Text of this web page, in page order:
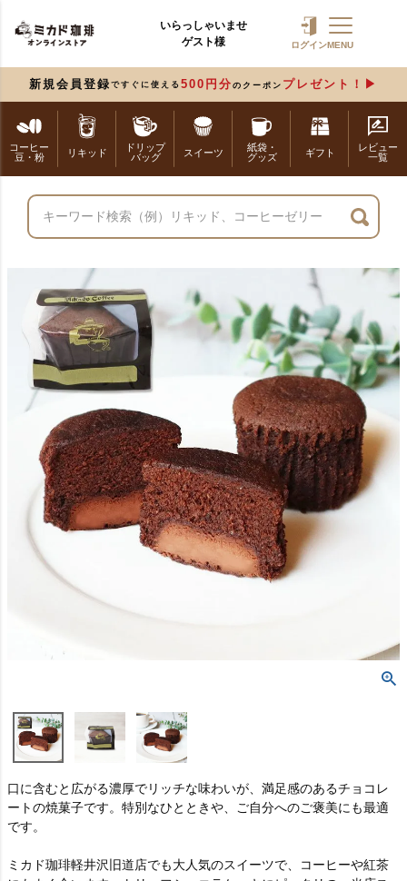
いらっしゃいませ
ゲスト様
ログインMENU
新規会員登録 ですぐに使える 500円分 のクーポン プレゼント！
コーヒー
豆・粉
リキッド
ドリップ
バッグ
スイーツ
紙袋・
グッズ
ギフト
レビュー
一覧
口に含むと広がる濃厚でリッチな味わいが、満足感のあるチョコレ
ートの焼菓子です。特別なひとときや、ご自分へのご褒美にも最適
です。
ミカド珈琲軽井沢旧道店でも大人気のスイーツで、コーヒーや紅茶